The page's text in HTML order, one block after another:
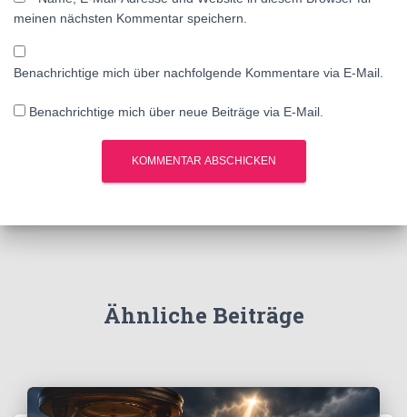
meinen nächsten Kommentar speichern.
Benachrichtige mich über nachfolgende Kommentare via E-Mail.
Benachrichtige mich über neue Beiträge via E-Mail.
Ähnliche Beiträge